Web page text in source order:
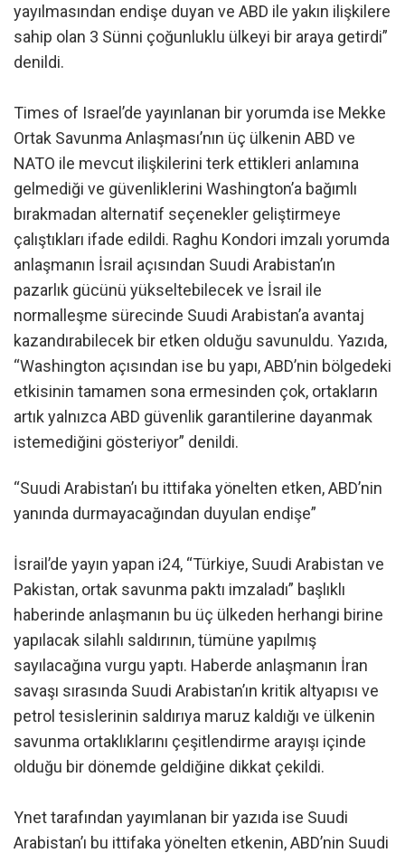
yayılmasından endişe duyan ve ABD ile yakın ilişkilere
sahip olan 3 Sünni çoğunluklu ülkeyi bir araya getirdi”
denildi.
Times of Israel’de yayınlanan bir yorumda ise Mekke
Ortak Savunma Anlaşması’nın üç ülkenin ABD ve
NATO ile mevcut ilişkilerini terk ettikleri anlamına
gelmediği ve güvenliklerini Washington’a bağımlı
bırakmadan alternatif seçenekler geliştirmeye
çalıştıkları ifade edildi. Raghu Kondori imzalı yorumda
anlaşmanın İsrail açısından Suudi Arabistan’ın
pazarlık gücünü yükseltebilecek ve İsrail ile
normalleşme sürecinde Suudi Arabistan’a avantaj
kazandırabilecek bir etken olduğu savunuldu. Yazıda,
“Washington açısından ise bu yapı, ABD’nin bölgedeki
etkisinin tamamen sona ermesinden çok, ortakların
artık yalnızca ABD güvenlik garantilerine dayanmak
istemediğini gösteriyor” denildi.
“Suudi Arabistan’ı bu ittifaka yönelten etken, ABD’nin
yanında durmayacağından duyulan endişe”
İsrail’de yayın yapan i24, “Türkiye, Suudi Arabistan ve
Pakistan, ortak savunma paktı imzaladı” başlıklı
haberinde anlaşmanın bu üç ülkeden herhangi birine
yapılacak silahlı saldırının, tümüne yapılmış
sayılacağına vurgu yaptı. Haberde anlaşmanın İran
savaşı sırasında Suudi Arabistan’ın kritik altyapısı ve
petrol tesislerinin saldırıya maruz kaldığı ve ülkenin
savunma ortaklıklarını çeşitlendirme arayışı içinde
olduğu bir dönemde geldiğine dikkat çekildi.
Ynet tarafından yayımlanan bir yazıda ise Suudi
Arabistan’ı bu ittifaka yönelten etkenin, ABD’nin Suudi